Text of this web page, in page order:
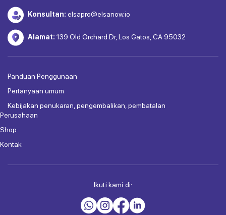
Konsultan: elsapro@elsanow.io
Alamat: 139 Old Orchard Dr, Los Gatos, CA 95032
Panduan Penggunaan
Pertanyaan umum
Kebijakan penukaran, pengembalikan, pembatalan
Perusahaan
Shop
Kontak
Ikuti kami di: